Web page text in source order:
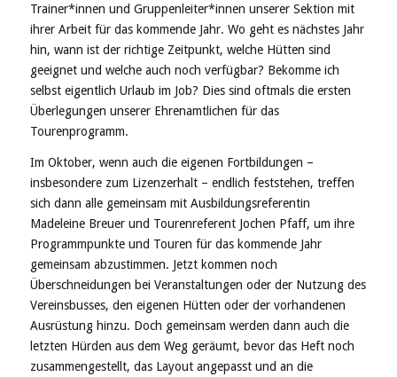
Trainer*innen und Gruppenleiter*innen unserer Sektion mit
ihrer Arbeit für das kommende Jahr. Wo geht es nächstes Jahr
hin, wann ist der richtige Zeitpunkt, welche Hütten sind
geeignet und welche auch noch verfügbar? Bekomme ich
selbst eigentlich Urlaub im Job? Dies sind oftmals die ersten
Überlegungen unserer Ehrenamtlichen für das
Tourenprogramm.
Im Oktober, wenn auch die eigenen Fortbildungen –
insbesondere zum Lizenzerhalt – endlich feststehen, treffen
sich dann alle gemeinsam mit Ausbildungsreferentin
Madeleine Breuer und Tourenreferent Jochen Pfaff, um ihre
Programmpunkte und Touren für das kommende Jahr
gemeinsam abzustimmen. Jetzt kommen noch
Überschneidungen bei Veranstaltungen oder der Nutzung des
Vereinsbusses, den eigenen Hütten oder der vorhandenen
Ausrüstung hinzu. Doch gemeinsam werden dann auch die
letzten Hürden aus dem Weg geräumt, bevor das Heft noch
zusammengestellt, das Layout angepasst und an die